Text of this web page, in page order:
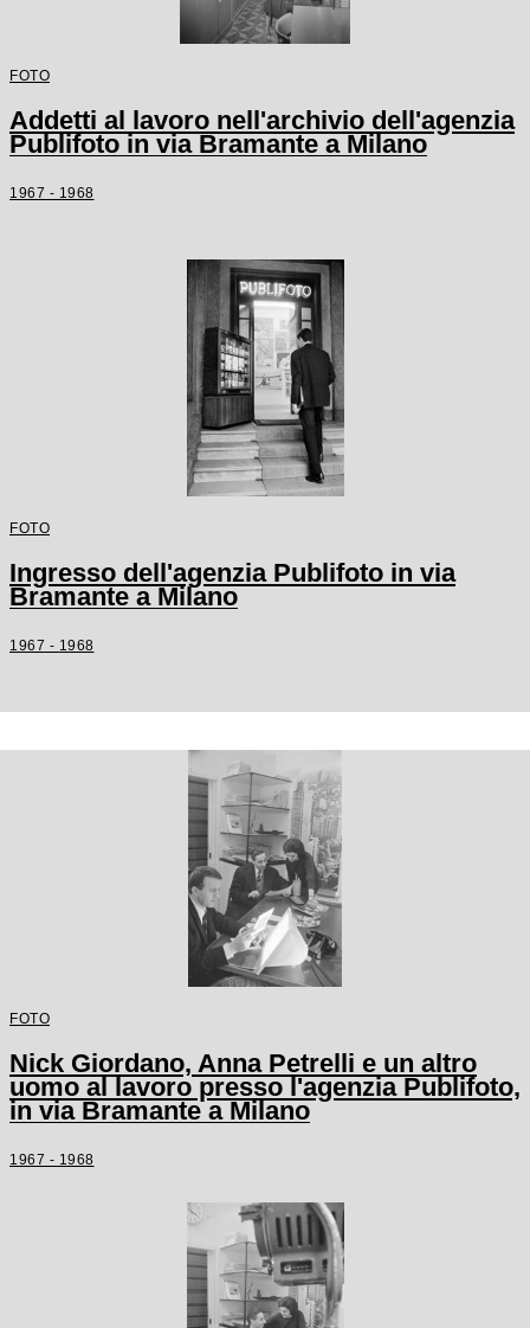
FOTO
Addetti al lavoro nell'archivio dell'agenzia
Publifoto in via Bramante a Milano
1967 - 1968
FOTO
Ingresso dell'agenzia Publifoto in via
Bramante a Milano
1967 - 1968
FOTO
Nick Giordano, Anna Petrelli e un altro
uomo al lavoro presso l'agenzia Publifoto,
in via Bramante a Milano
1967 - 1968